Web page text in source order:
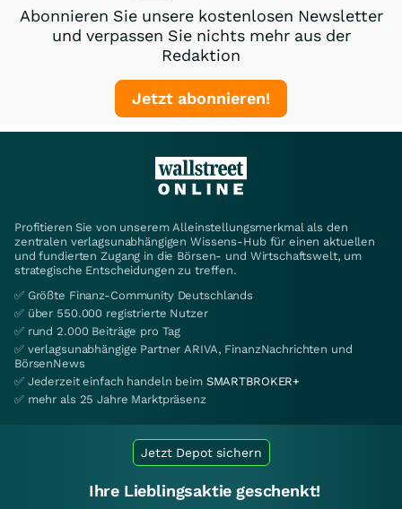
Abonnieren Sie unsere kostenlosen Newsletter
und verpassen Sie nichts mehr aus der
Redaktion
Jetzt abonnieren!
Profitieren Sie von unserem Alleinstellungsmerkmal als den
zentralen verlagsunabhängigen Wissens-Hub für einen aktuellen
und fundierten Zugang in die Börsen- und Wirtschaftswelt, um
strategische Entscheidungen zu treffen.
✅ Größte Finanz-Community Deutschlands
✅ über 550.000 registrierte Nutzer
✅ rund 2.000 Beiträge pro Tag
✅ verlagsunabhängige Partner ARIVA, FinanzNachrichten und
BörsenNews
✅ Jederzeit einfach handeln beim SMARTBROKER+
✅ mehr als 25 Jahre Marktpräsenz
Jetzt Depot sichern
Ihre Lieblingsaktie geschenkt!